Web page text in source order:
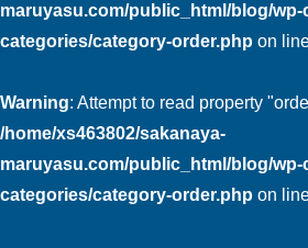
maruyasu.com/public_html/blog/
categories/category-order.php on
Warning: Attempt to read property
/home/xs463802/sakanaya-
maruyasu.com/public_html/blog/
categories/category-order.php on